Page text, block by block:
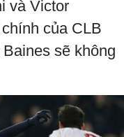
và Victor
của CLB
sẽ không